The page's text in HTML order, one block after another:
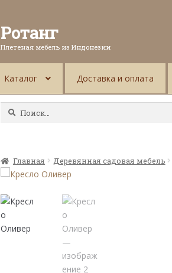
Ротанг
Плетеная мебель из Индонезии
Каталог Доставка и оплата
Найти:
Главная Деревянная садовая мебель